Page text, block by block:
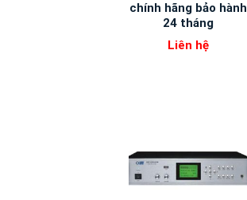
chính hãng bảo hành
24 tháng
Liên hệ